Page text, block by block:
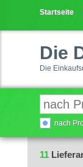
Startseite
Die
Die
nach
11